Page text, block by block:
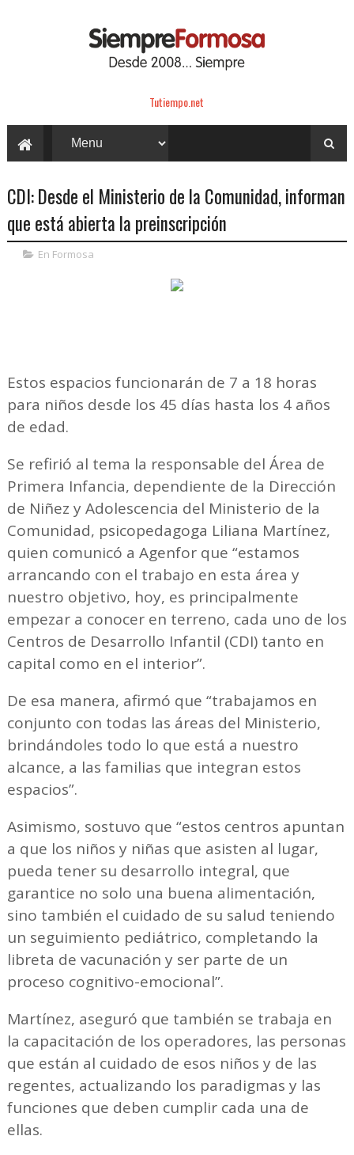
Tutiempo.net
CDI: Desde el Ministerio de la Comunidad, informan
que está abierta la preinscripción
En Formosa
Estos espacios funcionarán de 7 a 18 horas
para niños desde los 45 días hasta los 4 años
de edad.
Se refirió al tema la responsable del Área de
Primera Infancia, dependiente de la Dirección
de Niñez y Adolescencia del Ministerio de la
Comunidad, psicopedagoga Liliana Martínez,
quien comunicó a Agenfor que “estamos
arrancando con el trabajo en esta área y
nuestro objetivo, hoy, es principalmente
empezar a conocer en terreno, cada uno de los
Centros de Desarrollo Infantil (CDI) tanto en
capital como en el interior”.
De esa manera, afirmó que “trabajamos en
conjunto con todas las áreas del Ministerio,
brindándoles todo lo que está a nuestro
alcance, a las familias que integran estos
espacios”.
Asimismo, sostuvo que “estos centros apuntan
a que los niños y niñas que asisten al lugar,
pueda tener su desarrollo integral, que
garantice no solo una buena alimentación,
sino también el cuidado de su salud teniendo
un seguimiento pediátrico, completando la
libreta de vacunación y ser parte de un
proceso cognitivo-emocional”.
Martínez, aseguró que también se trabaja en
la capacitación de los operadores, las personas
que están al cuidado de esos niños y de las
regentes, actualizando los paradigmas y las
funciones que deben cumplir cada una de
ellas.